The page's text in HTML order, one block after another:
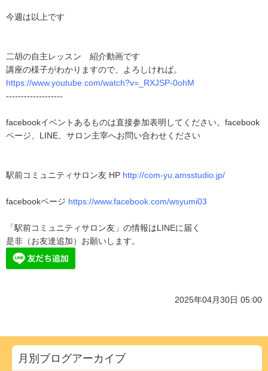
今週は以上です
二胡の自主レッスン 紹介動画です
講座の様子がわかりますので、よろしければ。
https://www.youtube.com/watch?v=_RXJSP-0ohM
-------------------
facebookイベントあるものは直接参加表明してください。facebook
ページ、LINE、サロン主宰へお問い合わせください
駅前コミュニティサロン友 HP http://com-yu.amsstudio.jp/
facebookページ https://www.facebook.com/wsyumi03
「駅前コミュニティサロン友」の情報はLINEに届く
是非（お友達追加）お願いします。
2025年04月30日 05:00
月別ブログアーカイブ